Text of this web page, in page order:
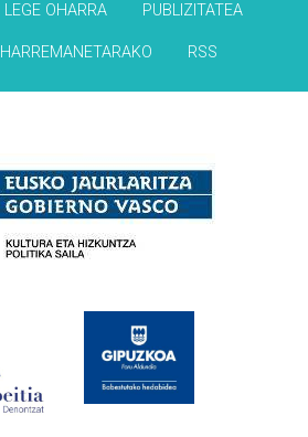
LEGE OHARRA PUBLIZITATEA
HARREMANETARAKO RSS